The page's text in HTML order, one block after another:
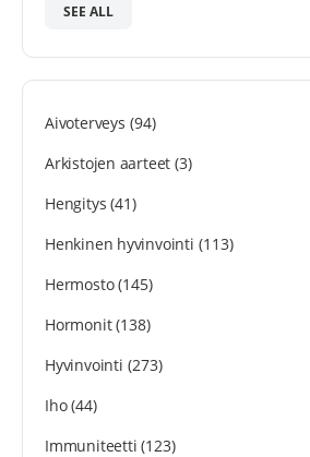
SEE ALL
Aivoterveys (94)
Arkistojen aarteet (3)
Hengitys (41)
Henkinen hyvinvointi (113)
Hermosto(145)
Hormonit(138)
Hyvinvointi (273)
Iho(44)
Immuniteetti (123)